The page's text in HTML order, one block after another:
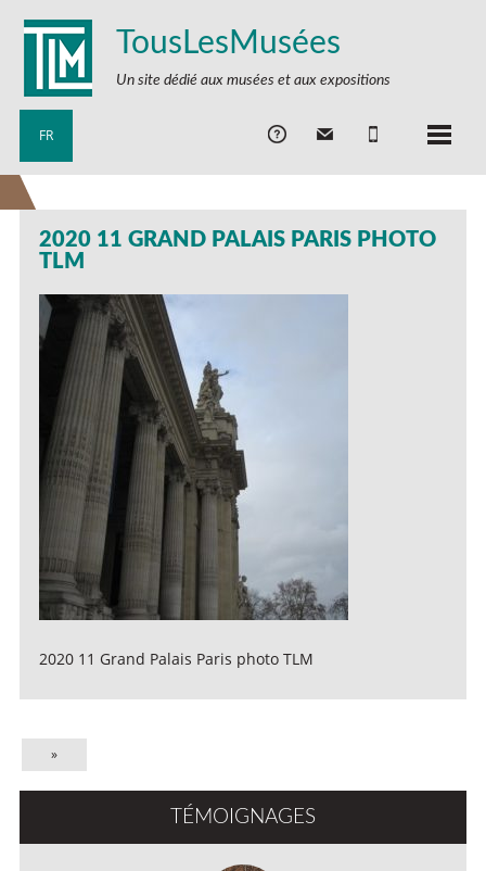
TousLesMusées
Un site dédié aux musées et aux expositions
FR
2020 11 GRAND PALAIS PARIS PHOTO
TLM
2020 11 Grand Palais Paris photo TLM
»
TÉMOIGNAGES